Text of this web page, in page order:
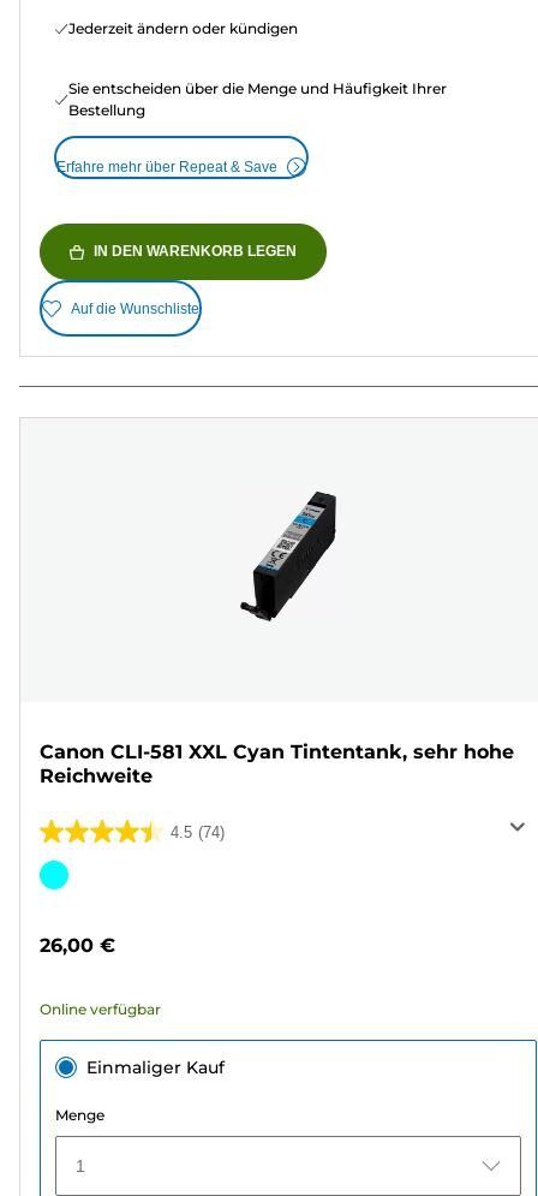
Jederzeit ändern oder kündigen
Sie entscheiden über die Menge und Häufigkeit Ihrer
Bestellung
Erfahre mehr über Repeat & Save
IN DEN WARENKORB LEGEN
Auf die Wunschliste
Canon CLI-581 XXL Cyan Tintentank, sehr hohe
Reichweite
4.5 (74)
4.5
von
74
Farbpatrone
26,00 €
Online verfügbar
Einmaliger Kauf
Menge
1